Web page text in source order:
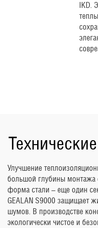
IKD.
Улучшение
большой глубины монтажа
форма стали – еще один
GEALAN S9000 защищает
шумов. В производстве
экологически чистое и